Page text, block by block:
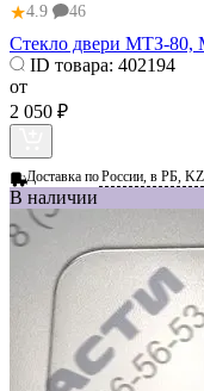
★4.9 46
Стекло двери МТЗ-80,
ID товара: 402194
от
2 050 ₽
Доставка поРоссии, в РБ, KZ
В наличии